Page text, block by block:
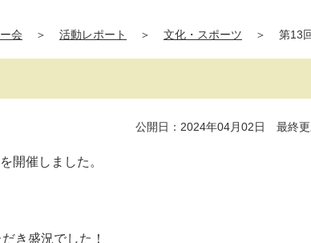
会 ＞ 活動レポート ＞ 文化・スポーツ ＞ 第13
公開日：2024年04月02日 最終更
開催しました。
き盛況でした！